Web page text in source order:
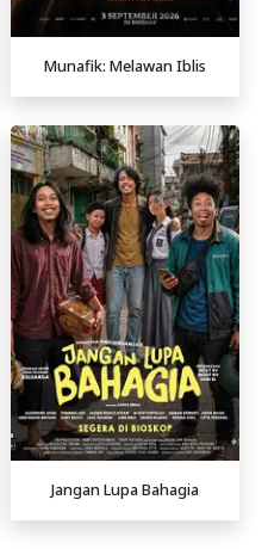
Munafik: Melawan Iblis
Jangan Lupa Bahagia